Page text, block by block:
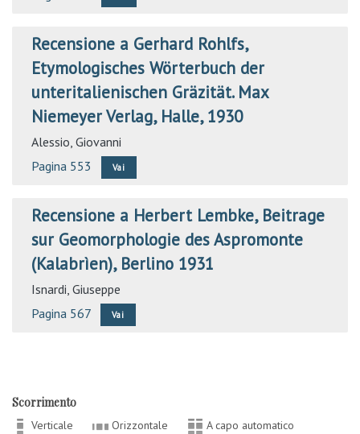
Recensione a Gerhard Rohlfs,
Etymologisches Wörterbuch der
unteritalienischen Gräzität. Max
Niemeyer Verlag, Halle, 1930
Alessio, Giovanni
Pagina 553
Vai
Recensione a Herbert Lembke, Beitrage
sur Geomorphologie des Aspromonte
(Kalabrìen), Berlino 1931
Isnardi, Giuseppe
Pagina 567
Vai
Scorrimento
Verticale Orizzontale A capo automatico